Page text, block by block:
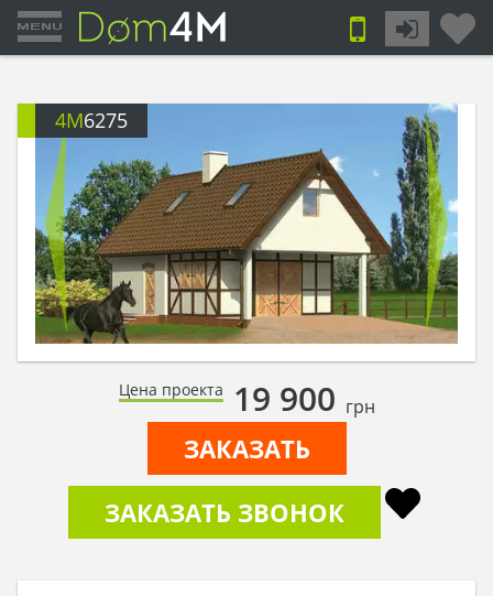
4M6275
Цена проекта 19 900 грн
ЗАКАЗАТЬ
ЗАКАЗАТЬ ЗВОНОК